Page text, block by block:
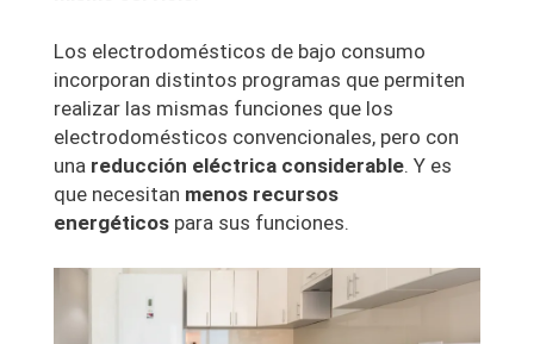
Los electrodomésticos de bajo consumo
incorporan distintos programas que permiten
realizar las mismas funciones que los
electrodomésticos convencionales, pero con
una reducción eléctrica considerable. Y es
que necesitan menos recursos
energéticos para sus funciones.